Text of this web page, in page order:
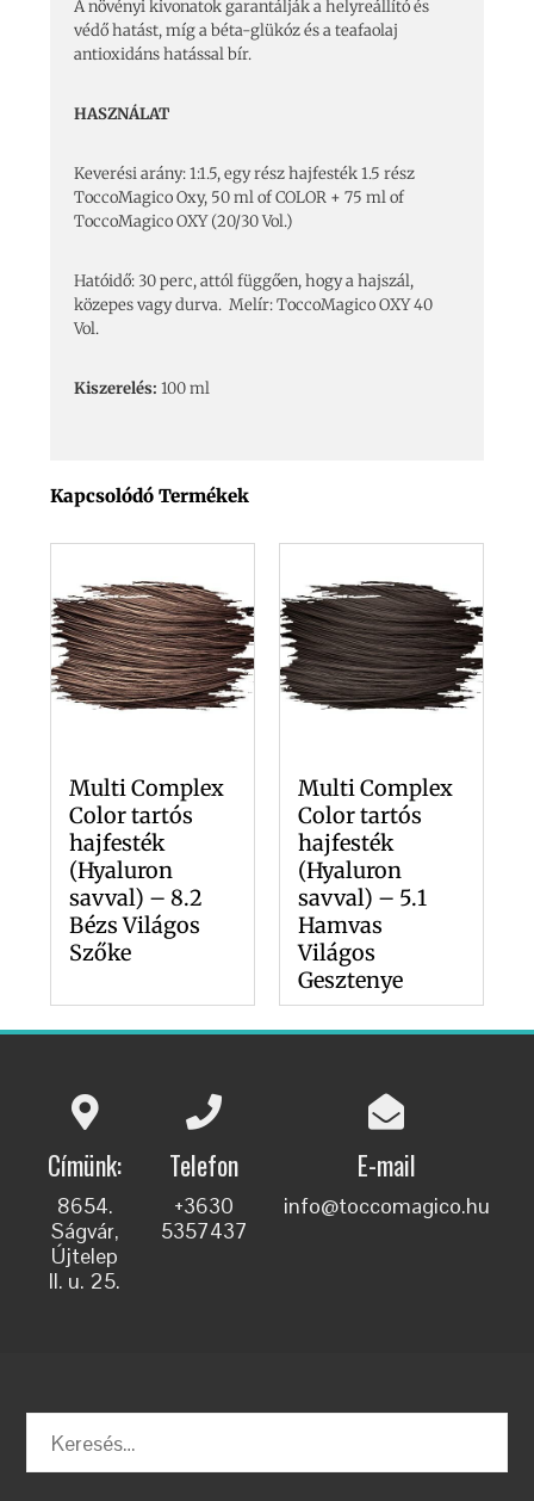
A növényi kivonatok garantálják a helyreállító és
védő hatást, míg a béta-glükóz és a teafaolaj
antioxidáns hatással bír.
HASZNÁLAT
Keverési arány: 1:1.5, egy rész hajfesték 1.5 rész
ToccoMagico Oxy, 50 ml of COLOR + 75 ml of
ToccoMagico OXY (20/30 Vol.)
Hatóidő: 30 perc, attól függően, hogy a hajszál,
közepes vagy durva. Melír: ToccoMagico OXY 40
Vol.
Kiszerelés:100 ml
Kapcsolódó Termékek
Multi Complex
Color tartós
hajfesték
(Hyaluron
savval) – 8.2
Bézs Világos
Szőke
Multi Complex
Color tartós
hajfesték
(Hyaluron
savval) – 5.1
Hamvas
Világos
Gesztenye
Címünk:
8654.
Ságvár,
Újtelep
II. u. 25.
Telefon
+3630
5357437
E-mail
info@toccomagico.hu